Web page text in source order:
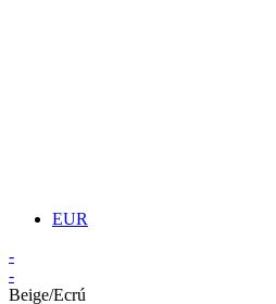
EUR
-
-
Beige/Ecrú